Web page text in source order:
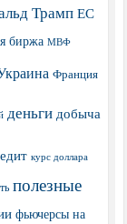
Трамп ЕС
биржа МВФ
Франция
деньги добыча
курс доллара
полезные
фьючерсы на